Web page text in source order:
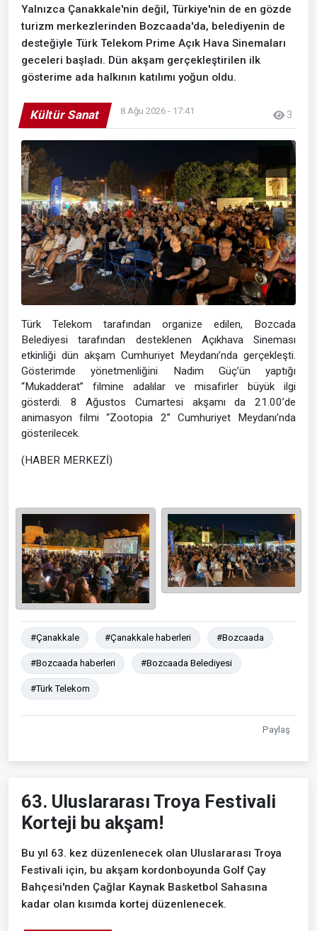
Yalnızca Çanakkale'nin değil, Türkiye'nin de en gözde
turizm merkezlerinden Bozcaada'da, belediyenin de
desteğiyle Türk Telekom Prime Açık Hava Sinemaları
geceleri başladı. Dün akşam gerçekleştirilen ilk
gösterime ada halkının katılımı yoğun oldu.
Kültür Sanat 8 Ağu 2026 - 17:41 3
Türk Telekom tarafından organize edilen, Bozcada
Belediyesi tarafından desteklenen Açıkhava Sineması
etkinliği dün akşam Cumhuriyet Meydanı’nda gerçekleşti.
Gösterimde yönetmenliğini Nadim Güç’ün yaptığı
“Mukadderat” filmine adalılar ve misafirler büyük ilgi
gösterdi. 8 Ağustos Cumartesi akşamı da 21.00’de
animasyon filmi “Zootopia 2” Cumhuriyet Meydanı’nda
gösterilecek.
(HABER MERKEZİ)
#Çanakkale #Çanakkale haberleri #Bozcaada
#Bozcaada haberleri #Bozcaada Belediyesi
#Türk Telekom
Paylaş
63. Uluslararası Troya Festivali
Korteji bu akşam!
Bu yıl 63. kez düzenlenecek olan Uluslararası Troya
Festivali için, bu akşam kordonboyunda Golf Çay
Bahçesi'nden Çağlar Kaynak Basketbol Sahasına
kadar olan kısımda kortej düzenlenecek.